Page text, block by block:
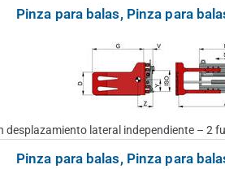
Pinza para balas, Pinza para
desplazamiento lateral independiente – 2
Pinza para balas, Pinza para